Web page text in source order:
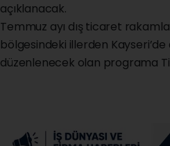
açıklanacak.
Temmuz ayı dış ticaret
bölgesindeki illerden
düzenlenecek olan programa